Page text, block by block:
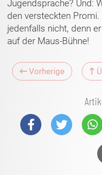
Jugendsprache? Und:
den versteckten
jedenfalls nicht, denn
auf der Maus-Bühne!
Vorherige